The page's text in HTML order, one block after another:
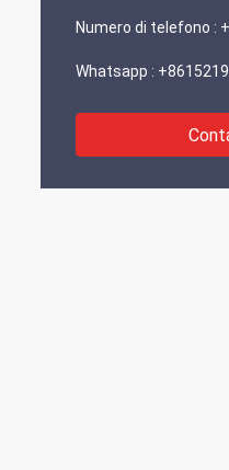
Numero di telefono :
Whatsapp :